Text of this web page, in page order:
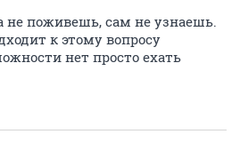
не поживешь, сам не узнаешь.
к этому вопросу
нет просто ехать